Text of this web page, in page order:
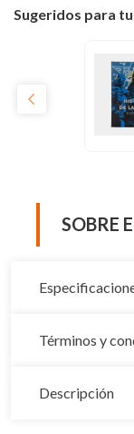
Sugeridos para
SOBRE
Términos y
Descripción